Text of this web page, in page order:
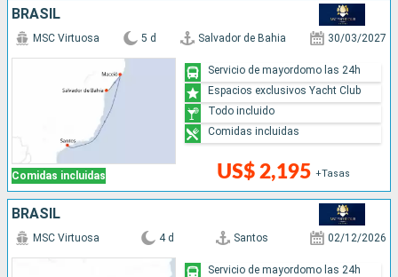
BRASIL
Comidas incluidas
MSC Virtuosa 5 d Salvador de Bahia 30/03/2027
US$ 2,195 +Tasas
Servicio de mayordomo las 24h
Espacios exclusivos Yacht Club
Todo incluido
Comidas incluidas
BRASIL
MSC Virtuosa 4 d Santos 02/12/2026
Servicio de mayordomo las 24h